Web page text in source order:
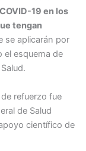
19 en los
tengan
se aplicarán por
el esquema de
refuerzo fue
de Salud
científico de